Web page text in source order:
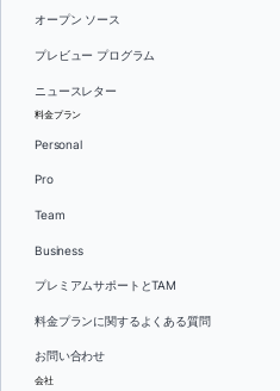
オープン ソース
プレビュー プログラム
ニュースレター
料金プラン
Personal
Pro
Team
Business
プレミアムサポートとTAM
料金プランに関するよくある質問
お問い合わせ
会社